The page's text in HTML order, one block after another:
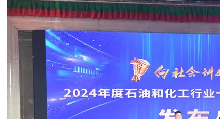
干燥配套装置